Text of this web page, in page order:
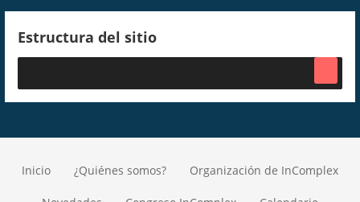
Estructura del sitio
Inicio ¿Quiénes somos? Organización de InComplex